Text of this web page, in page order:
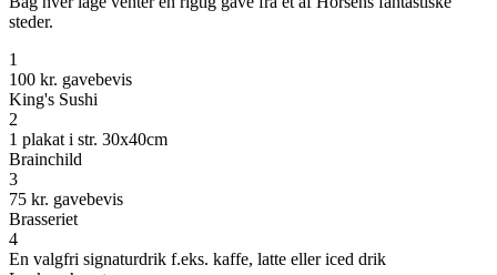
steder.
1
100 kr. gavebevis
King's Sushi
2
1 plakat i str. 30x40cm
Brainchild
3
75 kr. gavebevis
Brasseriet
4
En valgfri signaturdrik f.eks. kaffe, latte eller iced drik